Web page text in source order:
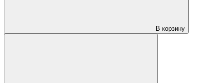
В корзину